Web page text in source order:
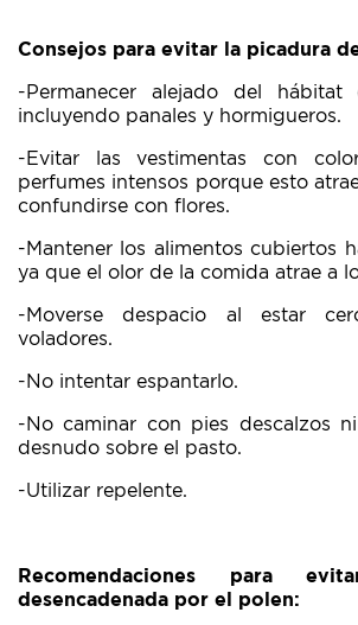
Consejos para evitar la picadura
-Permanecer alejado del hábitat
incluyendo panales y hormigueros.
-Evitar las vestimentas con
perfumes intensos porque esto
confundirse con flores.
-Mantener los alimentos cubiertos
ya que el olor de la comida atrae a
-Moverse despacio al estar
voladores.
-No intentar espantarlo.
-No caminar con pies descalzos
desnudo sobre el pasto.
-Utilizar repelente.
Recomendaciones para
desencadenada por el polen: